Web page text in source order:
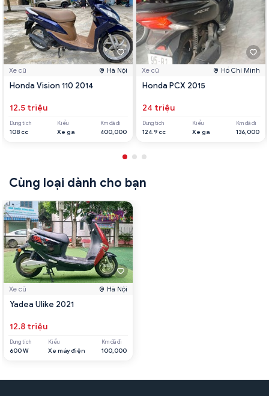
Xe cũ Hà Nội
Honda Vision 110 2014
12.5 triệu
Dung tích
108 cc
Kiểu
Xe ga
Km đã đi
400,000
Xe cũ Hồ Chí Minh
Honda PCX 2015
24 triệu
Dung tích
124.9 cc
Kiểu
Xe ga
Km đã đi
136,000
Cùng loại dành cho bạn
Xe cũ Hà Nội
Yadea Ulike 2021
12.8 triệu
Dung tích
600 W
Kiểu
Xe máy điện
Km đã đi
100,000